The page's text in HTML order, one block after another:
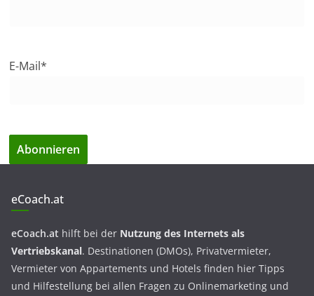
E-Mail*
eCoach.at
eCoach.at hilft bei der Nutzung des Internets als
Vertriebskanal. Destinationen (DMOs), Privatvermieter,
Vermieter von Appartements und Hotels finden hier Tipps
und Hilfestellung bei allen Fragen zu Onlinemarketing und